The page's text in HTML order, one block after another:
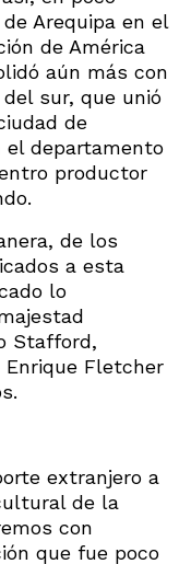
Arequipa en el
de América
aún más con
sur, que unió
de
el departamento
productor
de los
a esta
lo
Stafford,
Fletcher
extranjero a
de la
con
que fue poco